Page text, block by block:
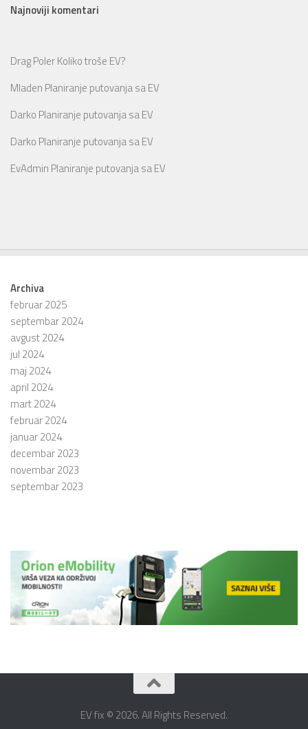
Najnoviji komentari
Drag PolerKoliko troše EV?
Mladen Planiranje putovanja sa EV
Darko Planiranje putovanja sa EV
Darko Planiranje putovanja sa EV
EvAdmin Planiranje putovanja sa EV
Archiva
februar 2025
septembar 2024
avgust 2024
jul 2024
maj 2024
april 2024
mart 2024
februar 2024
januar 2024
decembar 2023
novembar 2023
septembar 2023
EV fix © 2026. All Rights Reserved.